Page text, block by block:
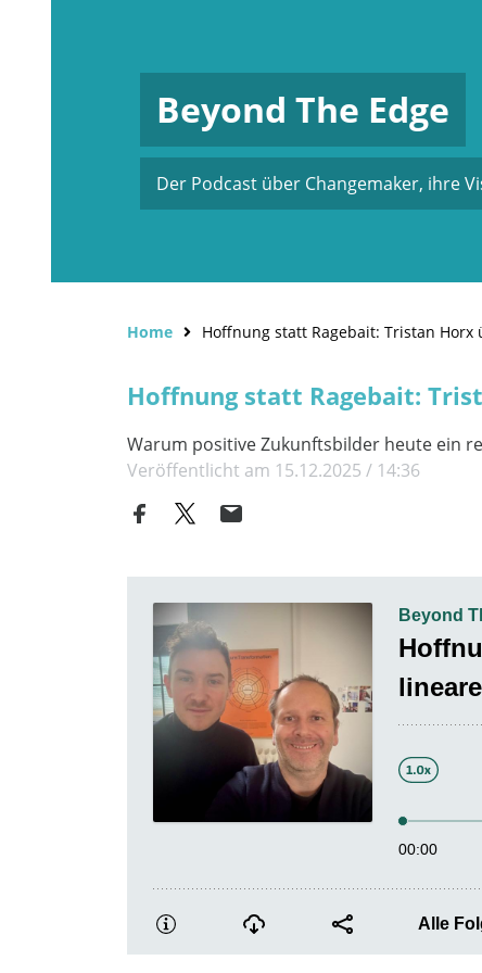
Beyond The Edge
Der Podcast über Changemaker, ihre
Home Hoffnung statt Ragebait: Tristan
Hoffnung statt Ragebait:
Warum positive Zukunftsbilder heute ein
Veröffentlicht am 15.12.2025 / 14:36